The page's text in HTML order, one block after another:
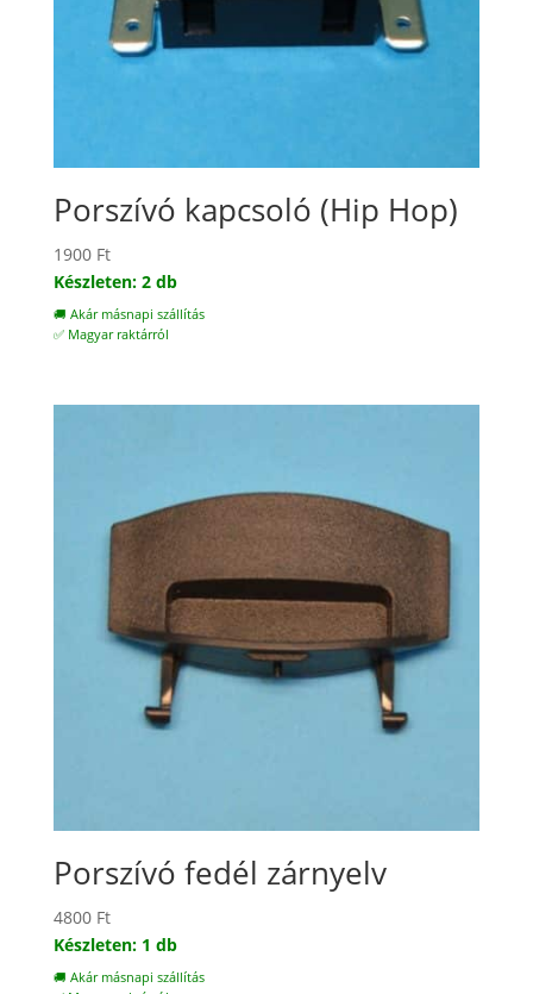
Porszívó kapcsoló (Hip Hop)
1900 Ft
Készleten: 2 db
🚚 Akár másnapi szállítás
✅ Magyar raktárról
Porszívó fedél zárnyelv
4800 Ft
Készleten: 1 db
🚚 Akár másnapi szállítás